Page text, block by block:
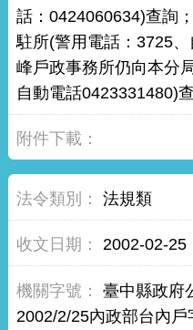
話：0424060634)查詢
駐所(警用電話：3725
峰戶政事務所仍向本分
自動電話0423331480)查
法規類
2002-02-25
臺中縣政府
2002/2/25內政部台內